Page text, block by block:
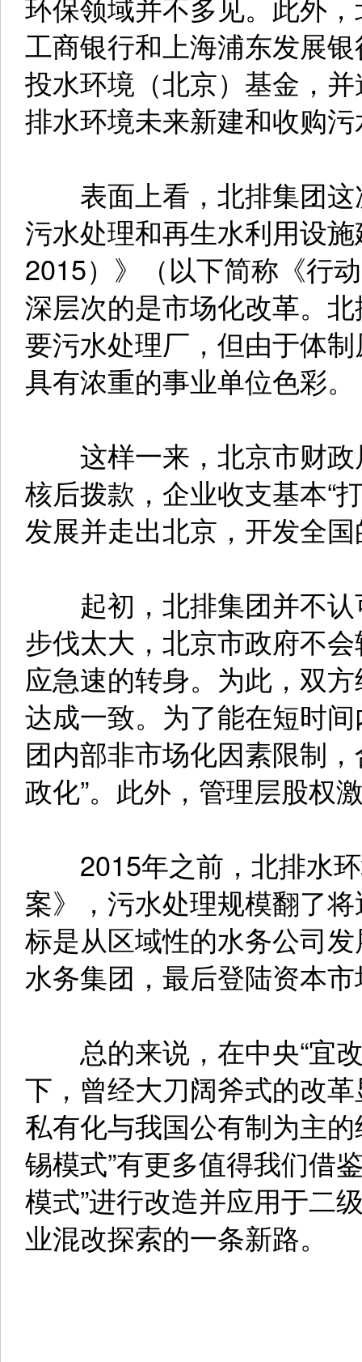
工商银行和上海浦东发展
投水环境（北京）基金，
排水环境未来新建和收购
表面上看，北排集团这
污水处理和再生水利用设
2015）》（以下简称《行
深层次的是市场化改革。
要污水处理厂，但由于体
具有浓重的事业单位色彩。
这样一来，北京市财政
核后拨款，企业收支基本“
发展并走出北京，开发全
起初，北排集团并不认
步伐太大，北京市政府不
应急速的转身。为此，双
达成一致。为了能在短时
团内部非市场化因素限制
政化”。此外，管理层股权
2015年之前，北排水环
案》，污水处理规模翻了
标是从区域性的水务公司
水务集团，最后登陆资本
总的来说，在中央“宜改
下，曾经大刀阔斧式的改
私有化与我国公有制为主
锡模式”有更多值得我们借
模式”进行改造并应用于二
业混改探索的一条新路。